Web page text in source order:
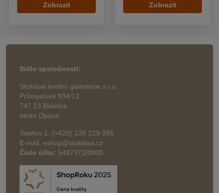
Zobrazit Zobrazit
Sídlo společnosti:
Stoklasa textilní galanterie s.r.o.
Průmyslová 934/13
747 23 Bolatice
okres Opava
Telefon 1: (+420) 228 229 395
E-mail: eshop@stoklasa.cz
Číslo účtu: 5487372/0800